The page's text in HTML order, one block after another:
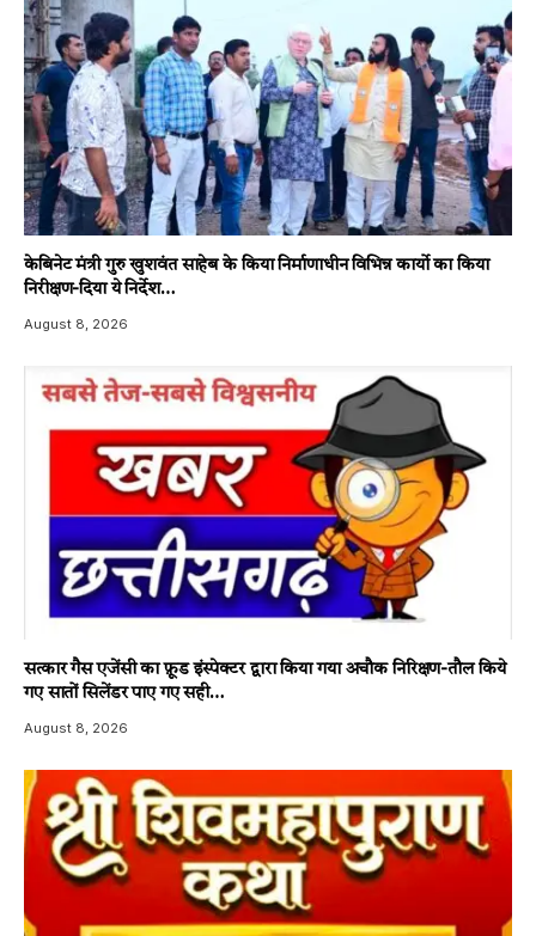
केबिनेट मंत्री गुरु खुशवंत साहेब के किया निर्माणाधीन विभिन्न कार्यो का किया
निरीक्षण-दिया ये निर्देश…
August 8, 2026
सत्कार गैस एजेंसी का फ़ूड इंस्पेक्टर द्वारा किया गया अचौक निरिक्षण-तौल किये
गए सातों सिलेंडर पाए गए सही…
August 8, 2026